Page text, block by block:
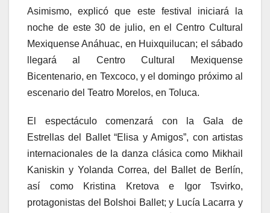
Asimismo, explicó que este festival iniciará la
noche de este 30 de julio, en el Centro Cultural
Mexiquense Anáhuac, en Huixquilucan; el sábado
llegará al Centro Cultural Mexiquense
Bicentenario, en Texcoco, y el domingo próximo al
escenario del Teatro Morelos, en Toluca.
El espectáculo comenzará con la Gala de
Estrellas del Ballet “Elisa y Amigos”, con artistas
internacionales de la danza clásica como Mikhail
Kaniskin y Yolanda Correa, del Ballet de Berlín,
así como Kristina Kretova e Igor Tsvirko,
protagonistas del Bolshoi Ballet; y Lucía Lacarra y